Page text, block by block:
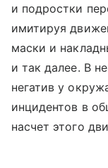
и подростки
имитируя
маски и
и так далее. В
негатив у
инцидентов в
насчет этого